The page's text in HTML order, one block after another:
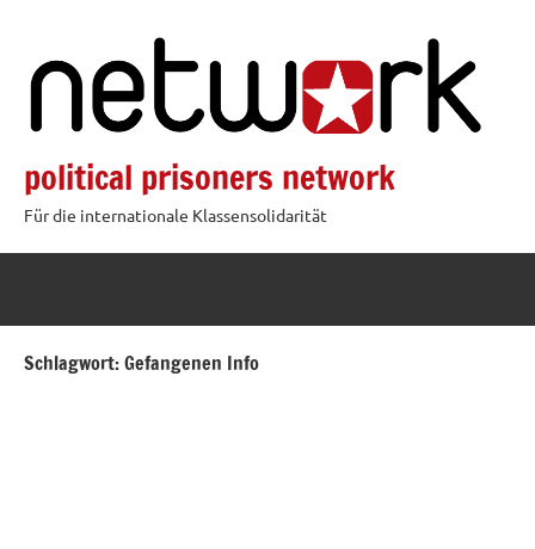
springen
political prisoners network
Für die internationale Klassensolidarität
Schlagwort:Gefangenen Info